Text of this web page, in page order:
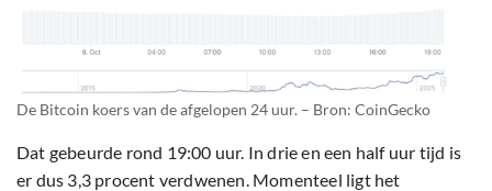
De Bitcoin koers van de afgelopen 24 uur. – Bron: CoinGecko
Dat gebeurde rond 19:00 uur. In drie en een half uur tijd is
er dus 3,3 procent verdwenen. Momenteel ligt het